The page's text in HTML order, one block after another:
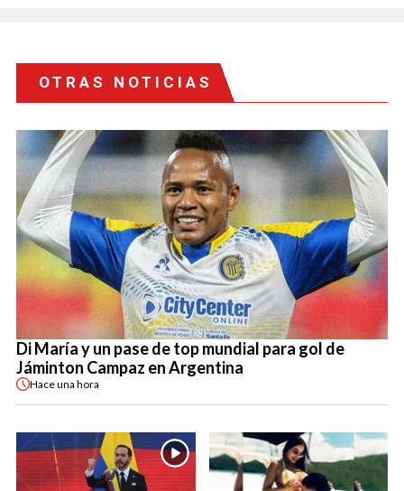
OTRAS NOTICIAS
Di María y un pase de top mundial para gol de
Jáminton Campaz en Argentina
Haceuna hora